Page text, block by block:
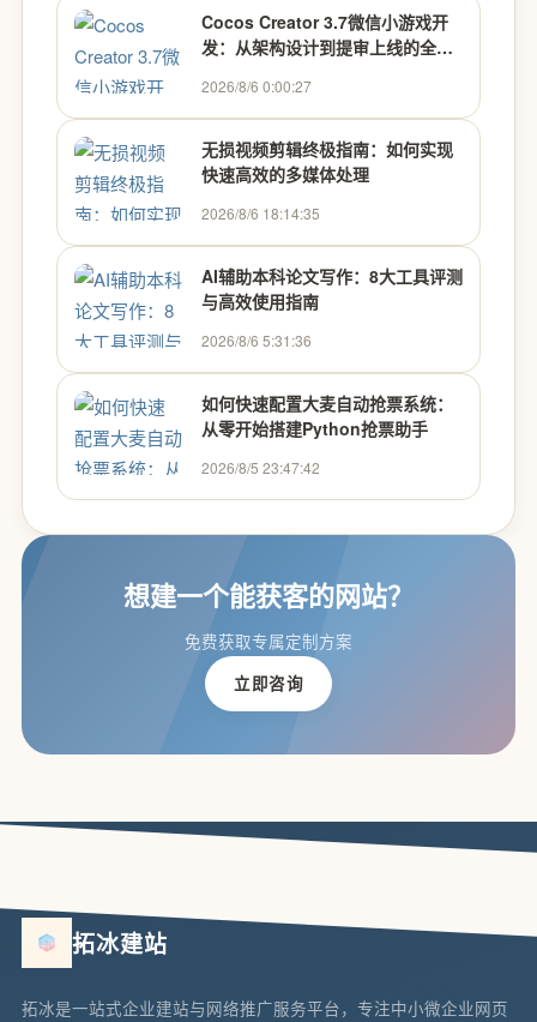
Cocos Creator 3.7微信小游戏开
发：从架构设计到提审上线的全流
2026/8/6 0:00:27
无损视频剪辑终极指南：如何实现
快速高效的多媒体处理
2026/8/6 18:14:35
AI辅助本科论文写作：8大工具评测
与高效使用指南
2026/8/6 5:31:36
如何快速配置大麦自动抢票系统：
从零开始搭建Python抢票助手
2026/8/5 23:47:42
想建一个能获客的网站？
免费获取专属定制方案
立即咨询
拓冰建站
拓冰是一站式企业建站与网络推广服务平台，专注中小微企业网页